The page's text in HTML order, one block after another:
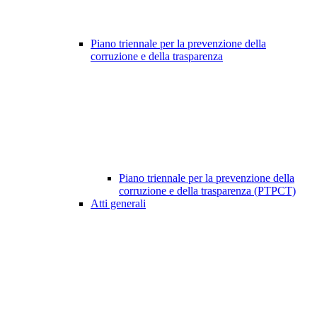
Piano triennale per la prevenzione della
corruzione e della trasparenza
Piano triennale per la prevenzione della
corruzione e della trasparenza (PTPCT)
Atti generali